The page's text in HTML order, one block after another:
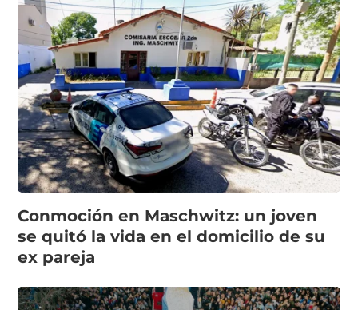
Conmoción en Maschwitz: un joven
se quitó la vida en el domicilio de su
ex pareja